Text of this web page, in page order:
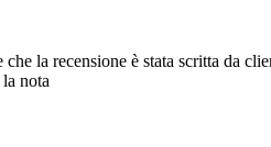
la recensione è stata scritta da
nota